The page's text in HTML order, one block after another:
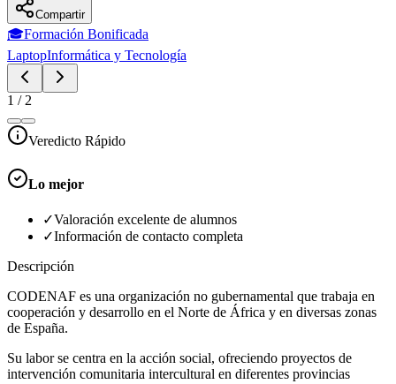
Compartir
🎓Formación Bonificada
LaptopInformática y Tecnología
1 / 2
Veredicto Rápido
Lo mejor
✓Valoración excelente de alumnos
✓Información de contacto completa
Descripción
CODENAF es una organización no gubernamental que trabaja en
cooperación y desarrollo en el Norte de África y en diversas zonas
de España.
Su labor se centra en la acción social, ofreciendo proyectos de
intervención comunitaria intercultural en diferentes provincias